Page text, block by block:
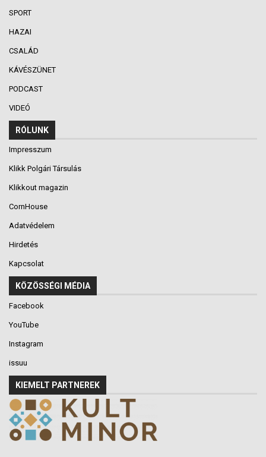
SPORT
HAZAI
CSALÁD
KÁVÉSZÜNET
PODCAST
VIDEÓ
RÓLUNK
Impresszum
Klikk Polgári Társulás
Klikkout magazin
CornHouse
Adatvédelem
Hirdetés
Kapcsolat
KÖZÖSSÉGI MÉDIA
Facebook
YouTube
Instagram
issuu
KIEMELT PARTNEREK